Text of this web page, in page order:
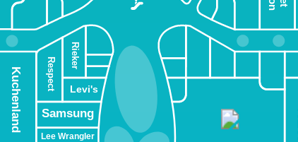
Rieker
Respect Levi's
Samsung
Lee Wrangler
Kuchenland